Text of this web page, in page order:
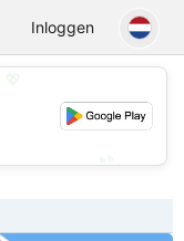
Inloggen